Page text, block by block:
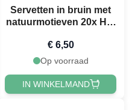
Servetten in bruin met
natuurmotieven 20x Het
€ 6,50
Op voorraad
IN WINKELMAND